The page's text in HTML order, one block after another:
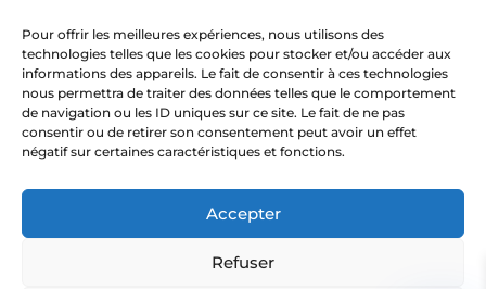
Pour offrir les meilleures expériences, nous utilisons des
technologies telles que les cookies pour stocker et/ou accéder aux
informations des appareils. Le fait de consentir à ces technologies
nous permettra de traiter des données telles que le comportement
de navigation ou les ID uniques sur ce site. Le fait de ne pas
consentir ou de retirer son consentement peut avoir un effet
négatif sur certaines caractéristiques et fonctions.
Accepter
Refuser
Commander
2026 Copyright Pasatech - By STX Web